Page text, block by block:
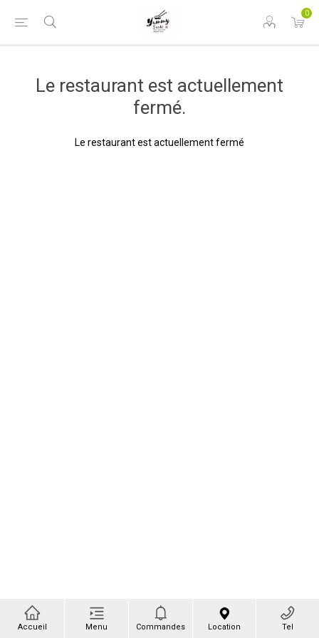
0
Le restaurant est actuellement
fermé.
Le restaurant est actuellement fermé
Accueil Menu Commandes Location Tel